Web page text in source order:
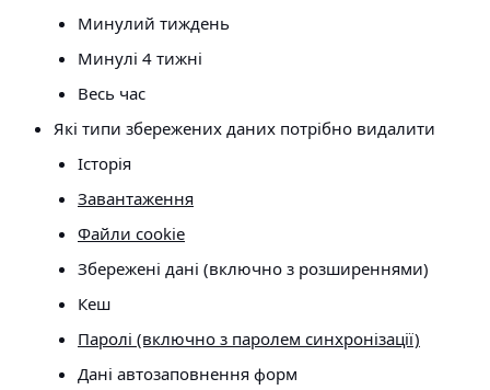
Минулий тиждень
Минулі 4 тижні
Весь час
Які типи збережених даних потрібно видалити
Історія
Завантаження
Файли cookie
Збережені дані (включно з розширеннями)
Кеш
Паролі (включно з паролем синхронізації)
Дані автозаповнення форм